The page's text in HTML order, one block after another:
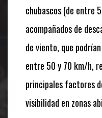
chubascos (de entre
acompañados de
de viento, que
entre 50 y 70 km/h,
principales factores
visibilidad en zonas